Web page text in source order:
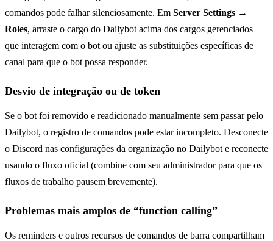
comandos pode falhar silenciosamente. Em Server Settings →
Roles, arraste o cargo do Dailybot acima dos cargos gerenciados
que interagem com o bot ou ajuste as substituições específicas de
canal para que o bot possa responder.
Desvio de integração ou de token
Se o bot foi removido e readicionado manualmente sem passar pelo
Dailybot, o registro de comandos pode estar incompleto. Desconecte
o Discord nas configurações da organização no Dailybot e reconecte
usando o fluxo oficial (combine com seu administrador para que os
fluxos de trabalho pausem brevemente).
Problemas mais amplos de “function calling”
Os reminders e outros recursos de comandos de barra compartilham